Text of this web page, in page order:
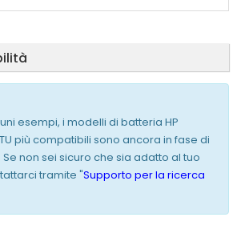
esempi, i modelli di batteria HP
più compatibili sono ancora in fase di
non sei sicuro che sia adatto al tuo
tramite "Supporto per la ricerca